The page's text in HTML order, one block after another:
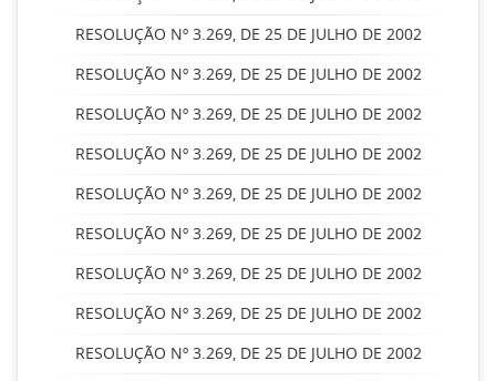
RESOLUÇÃO Nº 3.269, DE 25 DE JULHO DE 2002
RESOLUÇÃO Nº 3.269, DE 25 DE JULHO DE 2002
RESOLUÇÃO Nº 3.269, DE 25 DE JULHO DE 2002
RESOLUÇÃO Nº 3.269, DE 25 DE JULHO DE 2002
RESOLUÇÃO Nº 3.269, DE 25 DE JULHO DE 2002
RESOLUÇÃO Nº 3.269, DE 25 DE JULHO DE 2002
RESOLUÇÃO Nº 3.269, DE 25 DE JULHO DE 2002
RESOLUÇÃO Nº 3.269, DE 25 DE JULHO DE 2002
RESOLUÇÃO Nº 3.269, DE 25 DE JULHO DE 2002